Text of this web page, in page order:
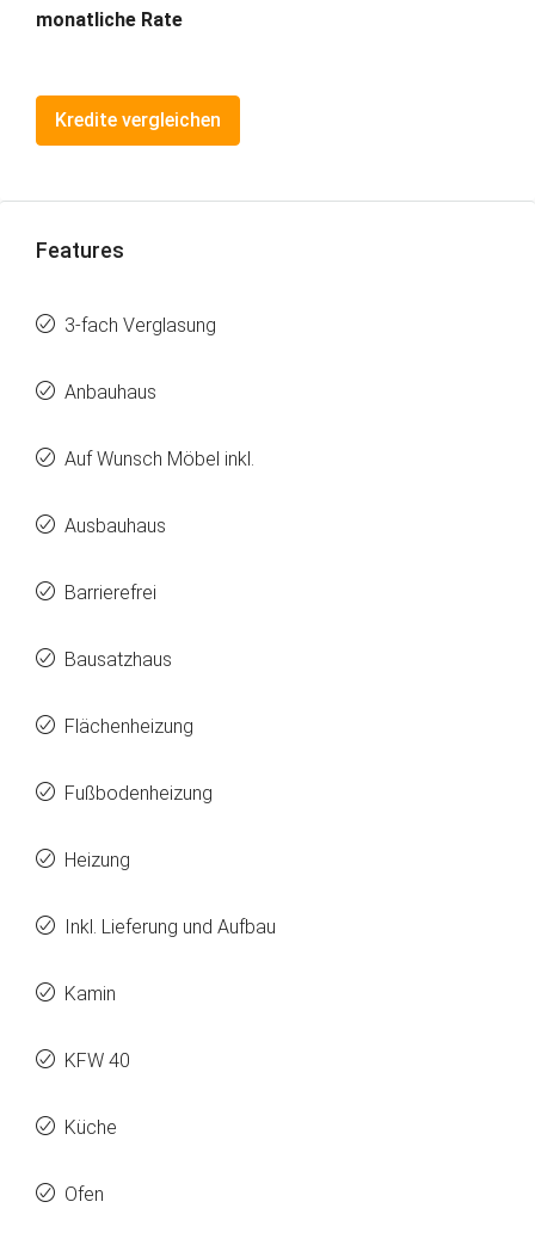
monatliche Rate
Kredite vergleichen
Features
3-fach Verglasung
Anbauhaus
Auf Wunsch Möbel inkl.
Ausbauhaus
Barrierefrei
Bausatzhaus
Flächenheizung
Fußbodenheizung
Heizung
Inkl. Lieferung und Aufbau
Kamin
KFW 40
Küche
Ofen